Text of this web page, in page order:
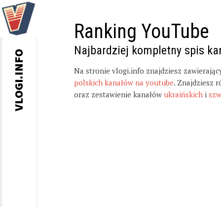
Ranking YouTube
Najbardziej kompletny spis
Na stronie vlogi.info znajdziesz
polskich kanałów na youtube. Znajdziesz
oraz zestawienie kanałów ukraińskich i
VLOGI.INFO